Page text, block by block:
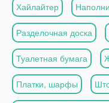
Хайлайтер
Разделочная доска
Туалетная бумага
Платки, шарфы